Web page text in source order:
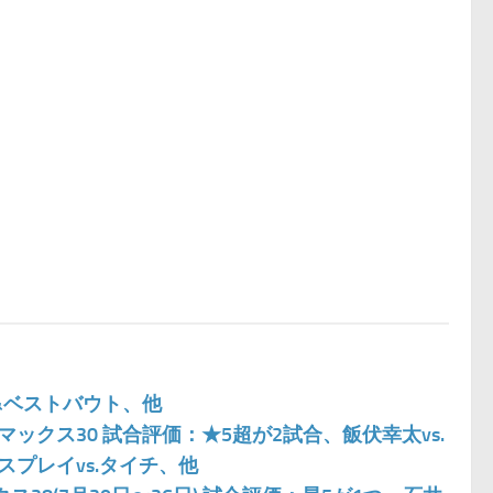
ストバウト、他
ックス30 試合評価：★5超が2試合、飯伏幸太vs.
プレイvs.タイチ、他